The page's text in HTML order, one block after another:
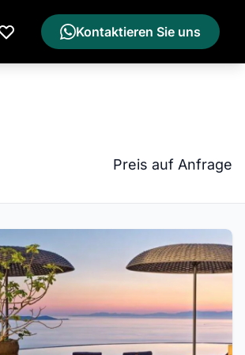
Meine Wunschliste
Kontaktieren Sie uns
Preis auf Anfrage